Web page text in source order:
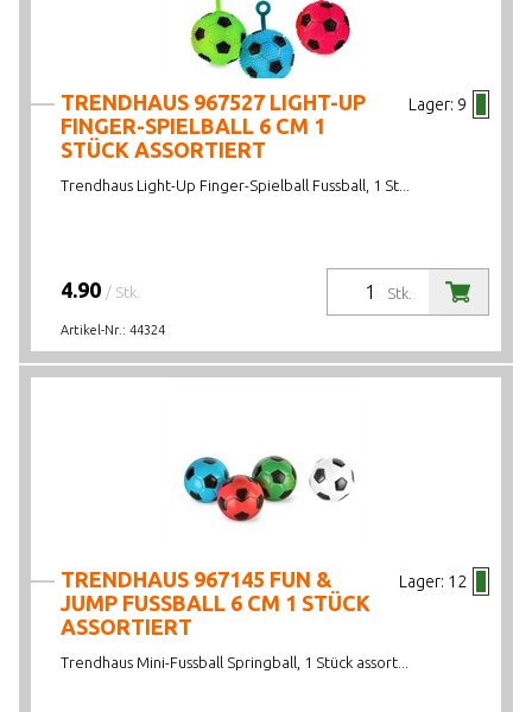
Lager: 9
TRENDHAUS 967527 LIGHT-UP
FINGER-SPIELBALL 6 CM 1
STÜCK ASSORTIERT
Trendhaus Light-Up Finger-Spielball Fussball, 1 St...
Stk.
4.90 / Stk.
Artikel-Nr.: 44324
Lager: 12
TRENDHAUS 967145 FUN &
JUMP FUSSBALL 6 CM 1 STÜCK
ASSORTIERT
Trendhaus Mini-Fussball Springball, 1 Stück assort...